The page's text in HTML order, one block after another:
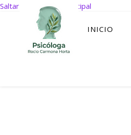
Saltar al contenido principal
INICIO